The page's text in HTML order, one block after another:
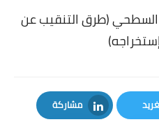
(طرق التنقيب عن
مشاركة